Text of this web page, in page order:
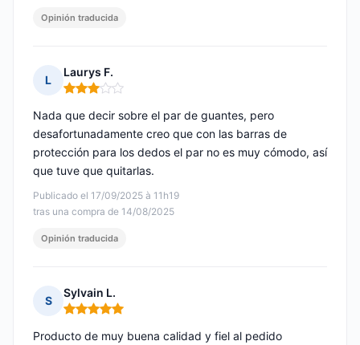
Opinión traducida
L
Laurys F.
Nota: 3 de 5
Publicado el 17/09/2025 à 11h19
tras una compra de 14/08/2025
Nada que decir sobre el par de guantes, pero
desafortunadamente creo que con las barras de
protección para los dedos el par no es muy cómodo, así
que tuve que quitarlas.
Opinión traducida
S
Sylvain L.
Nota: 5 de 5
Producto de muy buena calidad y fiel al pedido